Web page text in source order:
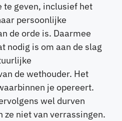
te geven, inclusief het
persoonlijke
de orde is. Daarmee
nodig is om aan de slag
de wethouder. Het
je opereert.
wel durven
ze niet van verrassingen.